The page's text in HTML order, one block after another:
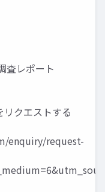
査レポート
リクエストする
enquiry/request-